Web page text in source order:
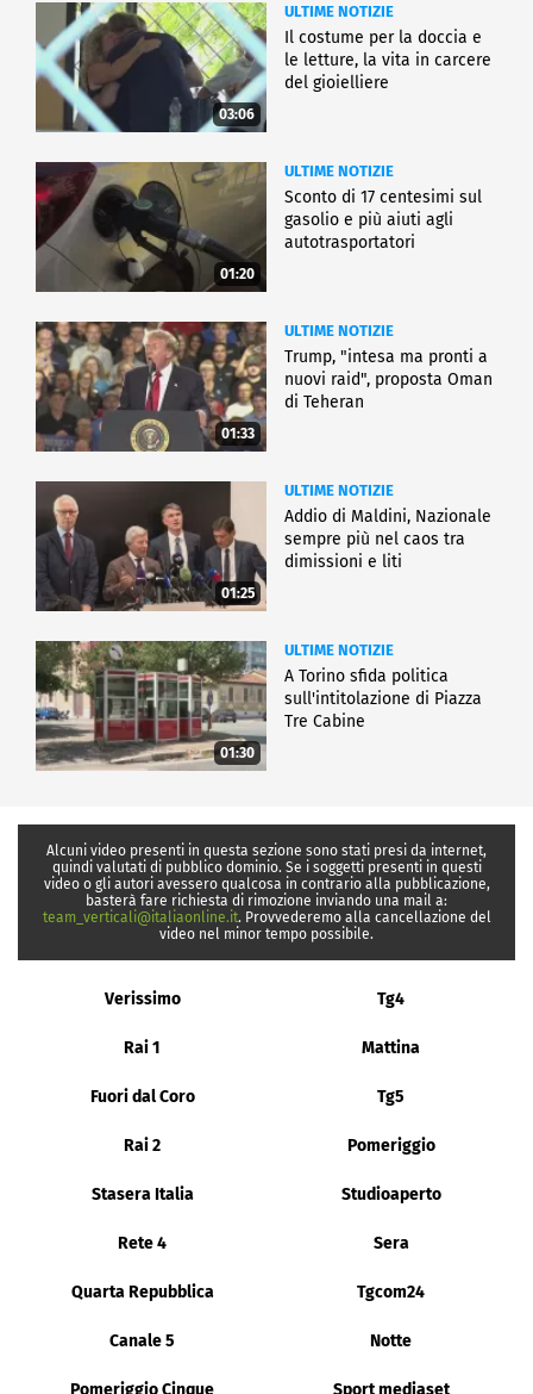
03:06
ULTIME NOTIZIE
Il costume per la doccia e
le letture, la vita in carcere
del gioielliere
01:20
ULTIME NOTIZIE
Sconto di 17 centesimi sul
gasolio e più aiuti agli
autotrasportatori
01:33
ULTIME NOTIZIE
Trump, "intesa ma pronti a
nuovi raid", proposta Oman
di Teheran
01:25
ULTIME NOTIZIE
Addio di Maldini, Nazionale
sempre più nel caos tra
dimissioni e liti
01:30
ULTIME NOTIZIE
A Torino sfida politica
sull'intitolazione di Piazza
Tre Cabine
Alcuni video presenti in questa sezione sono stati presi da internet,
quindi valutati di pubblico dominio. Se i soggetti presenti in questi
video o gli autori avessero qualcosa in contrario alla pubblicazione,
basterà fare richiesta di rimozione inviando una mail a:
team_verticali@italiaonline.it. Provvederemo alla cancellazione del
video nel minor tempo possibile.
Verissimo Tg4
Rai 1 Mattina
Fuori dal Coro Tg5
Rai 2 Pomeriggio
Stasera Italia Studioaperto
Rete 4 Sera
Quarta Repubblica Tgcom24
Canale 5 Notte